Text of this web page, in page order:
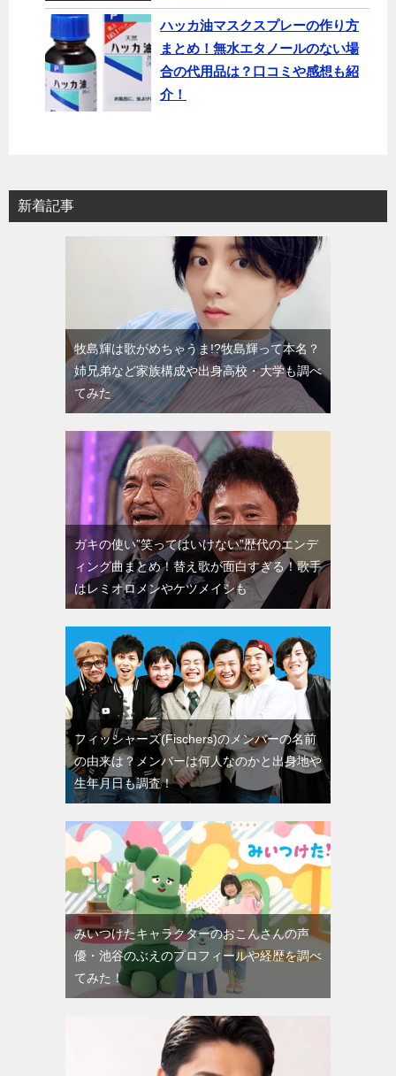
ハッカ油マスクスプレーの作り方
まとめ！無水エタノールのない場
合の代用品は？口コミや感想も紹
介！
新着記事
牧島輝は歌がめちゃうま!?牧島輝って本名？
姉兄弟など家族構成や出身高校・大学も調べ
てみた
ガキの使い”笑ってはいけない”歴代のエンデ
ィング曲まとめ！替え歌が面白すぎる！歌手
はレミオロメンやケツメイシも
フィッシャーズ(Fischers)のメンバーの名前
の由来は？メンバーは何人なのかと出身地や
生年月日も調査！
みいつけたキャラクターのおこんさんの声
優・池谷のぶえのプロフィールや経歴を調べ
てみた！